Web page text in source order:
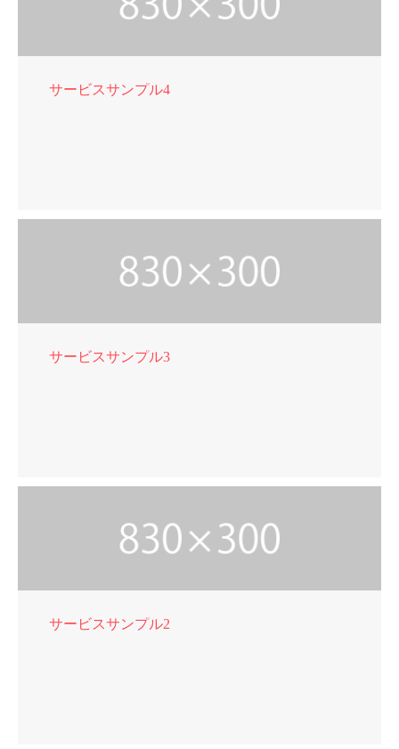
サービスサンプル4
サービスサンプル3
サービスサンプル2